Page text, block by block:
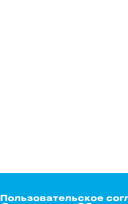
Пользовательское